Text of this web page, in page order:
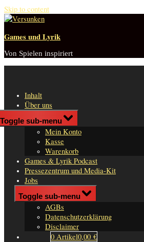
Skip to content
Games und Lyrik
Von Spielen inspiriert
Inhalt
Über uns
Shop
Toggle sub-menu
Mein Konto
Kasse
Warenkorb
Games & Lyrik Podcast
Pressezentrum und Media-Kit
Jobs
Impressum
Toggle sub-menu
AGBs
Datenschutzerklärung
Disclaimer
0 Artikel0,00 €